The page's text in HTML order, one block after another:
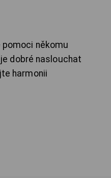
někomu
dobré naslouchat
harmonii